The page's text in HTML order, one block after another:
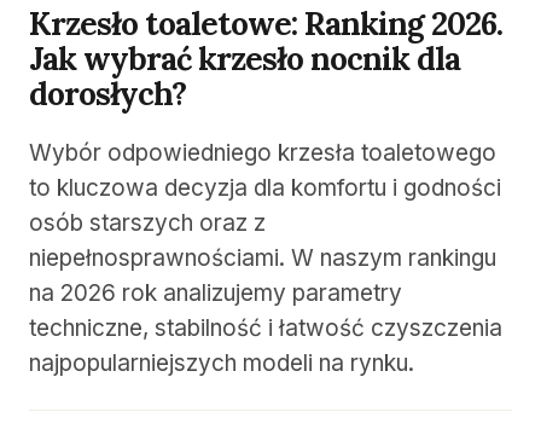
Krzesło toaletowe: Ranking 2026.
Jak wybrać krzesło nocnik dla
dorosłych?
Wybór odpowiedniego krzesła toaletowego
to kluczowa decyzja dla komfortu i godności
osób starszych oraz z
niepełnosprawnościami. W naszym rankingu
na 2026 rok analizujemy parametry
techniczne, stabilność i łatwość czyszczenia
najpopularniejszych modeli na rynku.